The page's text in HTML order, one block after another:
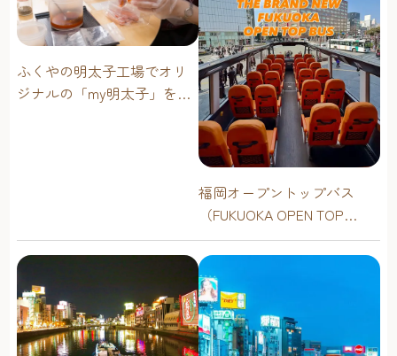
ふくやの明太子工場でオリ
ジナルの「my明太子」を作
福岡オープントップバス
（FUKUOKA OPEN TOP
BUS）